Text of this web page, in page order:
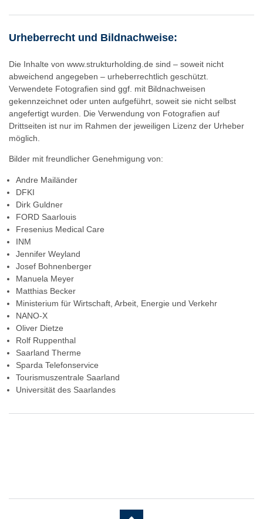
Urheberrecht und Bildnachweise:
Die Inhalte von www.strukturholding.de sind – soweit nicht
abweichend angegeben – urheberrechtlich geschützt.
Verwendete Fotografien sind ggf. mit Bildnachweisen
gekennzeichnet oder unten aufgeführt, soweit sie nicht selbst
angefertigt wurden. Die Verwendung von Fotografien auf
Drittseiten ist nur im Rahmen der jeweiligen Lizenz der Urheber
möglich.
Bilder mit freundlicher Genehmigung von:
Andre Mailänder
DFKI
Dirk Guldner
FORD Saarlouis
Fresenius Medical Care
INM
Jennifer Weyland
Josef Bohnenberger
Manuela Meyer
Matthias Becker
Ministerium für Wirtschaft, Arbeit, Energie und Verkehr
NANO-X
Oliver Dietze
Rolf Ruppenthal
Saarland Therme
Sparda Telefonservice
Tourismuszentrale Saarland
Universität des Saarlandes